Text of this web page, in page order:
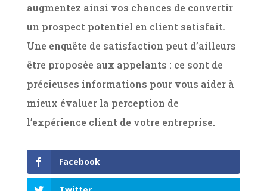
augmentez ainsi vos chances de convertir
un prospect potentiel en client satisfait.
Une enquête de satisfaction peut d’ailleurs
être proposée aux appelants : ce sont de
précieuses informations pour vous aider à
mieux évaluer la perception de
l’expérience client de votre entreprise.
Facebook